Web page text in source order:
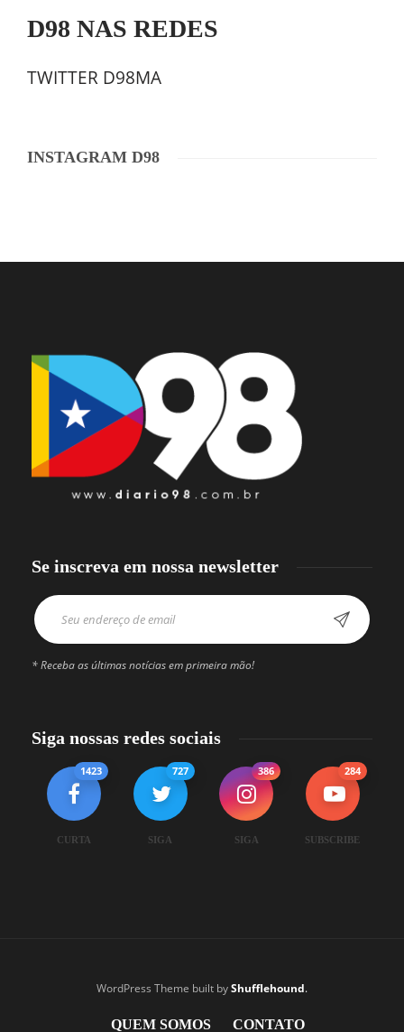
D98 NAS REDES
TWITTER D98MA
INSTAGRAM D98
Se inscreva em nossa newsletter
* Receba as últimas notícias em primeira mão!
Siga nossas redes sociais
1423
CURTA
727
SIGA
386
SIGA
284
SUBSCRIBE
WordPress Theme built byShufflehound.
QUEM SOMOS CONTATO